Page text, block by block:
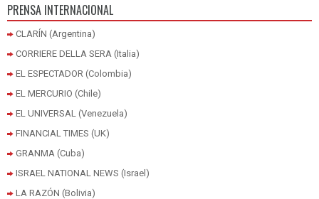
PRENSA INTERNACIONAL
CLARÍN (Argentina)
CORRIERE DELLA SERA (Italia)
EL ESPECTADOR (Colombia)
EL MERCURIO (Chile)
EL UNIVERSAL (Venezuela)
FINANCIAL TIMES (UK)
GRANMA (Cuba)
ISRAEL NATIONAL NEWS (Israel)
LA RAZÓN (Bolivia)